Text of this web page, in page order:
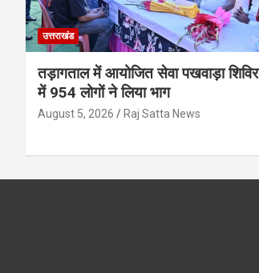
उत्तराखंड
तड़ागताल में आयोजित सेवा पखवाड़ा शिविर
में 954 लोगों ने लिया भाग
August 5, 2026 Raj Satta News